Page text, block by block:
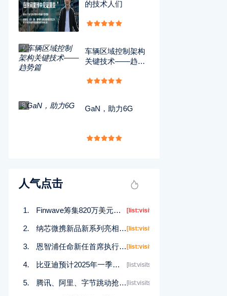
的技术人们
7
车辆区域控制架构
关键技术——趋势
8 GaN，助力6G
人气点击
Finwave筹集820万美元短期投资以推动市场发展 [list:visits]
纳芯微携新品新系列亮相2025上海慕展 [list:visits]
恩智浦任命新任首席执行官 Rafael Sotomayor接任 [list:visits]
比亚迪预计2025年一季度净利润同比增长119% [list:visits]
腾讯、阿里、字节跳动抢购算力资源 [list:visits]